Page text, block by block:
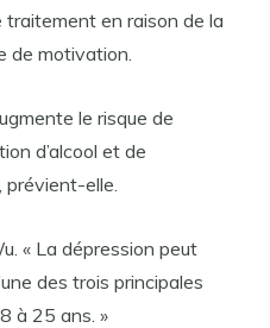
en raison de la
de motivation.
le risque de
d’alcool et de
prévient-elle.
« La dépression peut
des trois principales
à 25 ans. »